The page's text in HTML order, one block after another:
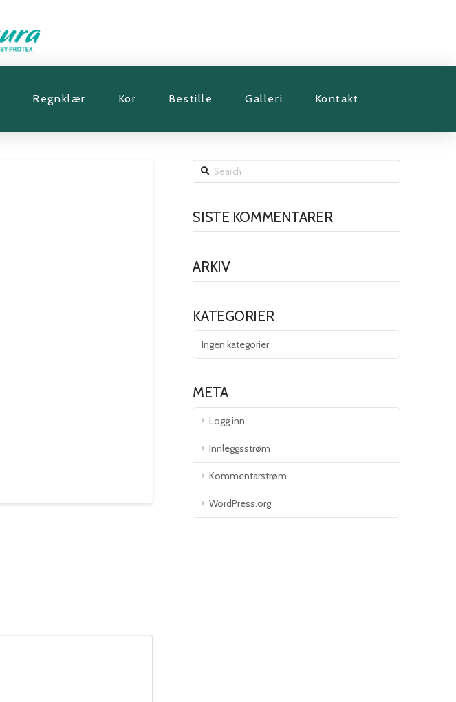
Regnklær Kor Bestille Galleri Kontakt
Search
SISTE KOMMENTARER
ARKIV
KATEGORIER
Ingen kategorier
META
Logg inn
Innleggsstrøm
Kommentarstrøm
WordPress.org